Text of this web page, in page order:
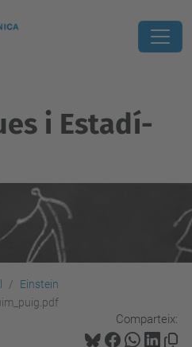
i Estadí­
Einstein
Comparteix: